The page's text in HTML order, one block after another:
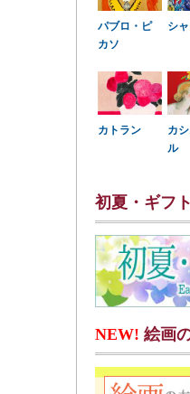
パブロ・ピ
カソ
シ
カトラン
カ
ル
初夏・ギフ
NEW! 絵画